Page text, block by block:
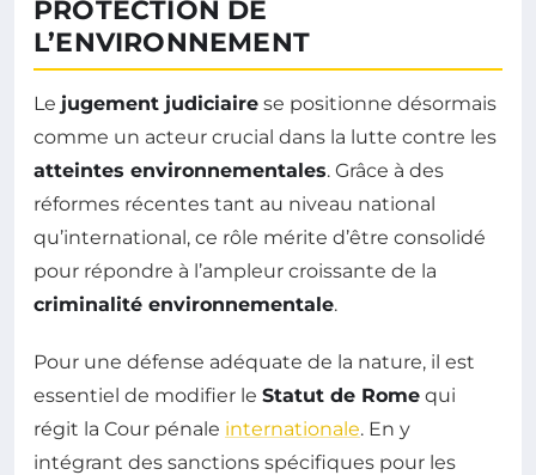
PROTECTION DE
L’ENVIRONNEMENT
Le jugement judiciaire se positionne désormais
comme un acteur crucial dans la lutte contre les
atteintes environnementales. Grâce à des
réformes récentes tant au niveau national
qu’international, ce rôle mérite d’être consolidé
pour répondre à l’ampleur croissante de la
criminalité environnementale.
Pour une défense adéquate de la nature, il est
essentiel de modifier le Statut de Rome qui
régit la Cour pénale internationale. En y
intégrant des sanctions spécifiques pour les